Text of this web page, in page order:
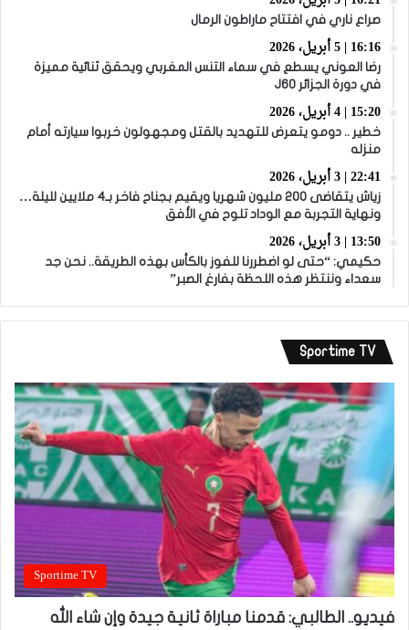
صراع ناري في افتتاح ماراطون الرمال
16:16 | 5 أبريل، 2026
رضا العوني يسطع في سماء التنس المغربي ويحقق ثنائية مميزة
في دورة الجزائر J60
15:20 | 4 أبريل، 2026
خطير .. دومو يتعرض للتهديد بالقتل ومجهولون خربوا سيارته أمام
منزله
22:41 | 3 أبريل، 2026
زياش يتقاضى 200 مليون شهريا ويقيم بجناح فاخر بـ4 ملايين لليلة…
ونهاية التجربة مع الوداد تلوح في الأفق
13:50 | 3 أبريل، 2026
حكيمي: “حتى لو اضطررنا للفوز بالكأس بهذه الطريقة.. نحن جد
سعداء وننتظر هذه اللحظة بفارغ الصبر”
Sportime TV
Sportime TV
فيديو.. الطالبي: قدمنا مباراة ثانية جيدة وإن شاء الله